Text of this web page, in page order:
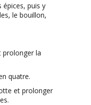
épices, puis y
le bouillon,
prolonger la
quatre.
et prolonger